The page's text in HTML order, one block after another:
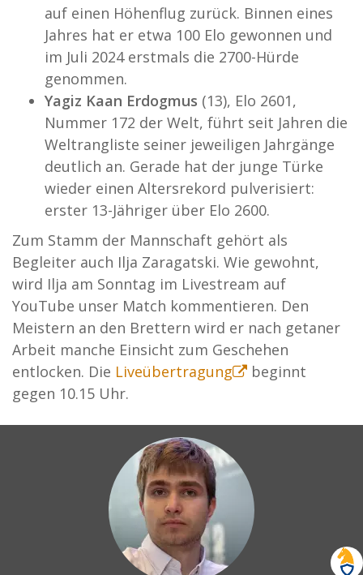
auf einen Höhenflug zurück. Binnen eines
Jahres hat er etwa 100 Elo gewonnen und
im Juli 2024 erstmals die 2700-Hürde
genommen.
Yagiz Kaan Erdogmus (13), Elo 2601,
Nummer 172 der Welt, führt seit Jahren die
Weltrangliste seiner jeweiligen Jahrgänge
deutlich an. Gerade hat der junge Türke
wieder einen Altersrekord pulverisiert:
erster 13-Jähriger über Elo 2600.
Zum Stamm der Mannschaft gehört als
Begleiter auch Ilja Zaragatski. Wie gewohnt,
wird Ilja am Sonntag im Livestream auf
YouTube unser Match kommentieren. Den
Meistern an den Brettern wird er nach getaner
Arbeit manche Einsicht zum Geschehen
entlocken. Die Liveübertragung
beginnt
gegen 10.15 Uhr.